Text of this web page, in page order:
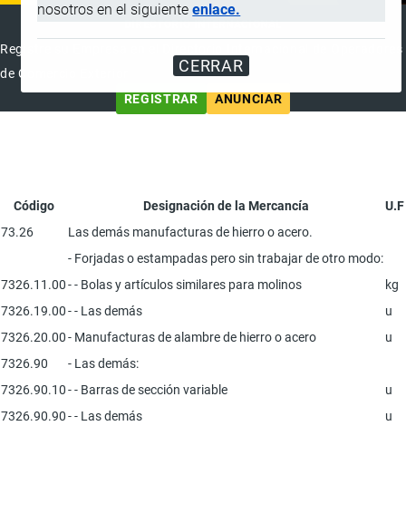
nosotros en el siguienteenlace.
CERRAR
Registre su Empresa en el Directorio Internacional de Operadores
de Comercio Exterior
REGISTRAR
ANUNCIAR
Código Designación de la Mercancía
U.F
73.26
Las demás manufacturas de hierro o acero.
- Forjadas o estampadas pero sin trabajar de otro modo:
7326.11.00- - Bolas y artículos similares para molinos
kg
7326.19.00- - Las demás
u
7326.20.00- Manufacturas de alambre de hierro o acero
u
7326.90
- Las demás:
7326.90.10- - Barras de sección variable
u
7326.90.90- - Las demás u